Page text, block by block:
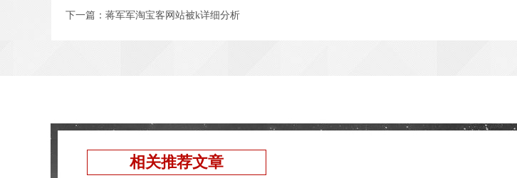
下一篇： 蒋军军淘宝客网站被k详细分析
相关推荐文章